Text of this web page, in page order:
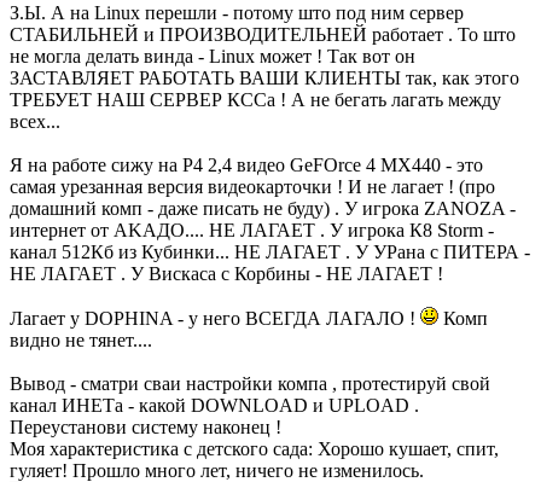
З.Ы. А на Linux перешли - потому што под ним сервер
СТАБИЛЬНЕЙ и ПРОИЗВОДИТЕЛЬНЕЙ работает . То што
не могла делать винда - Linux может ! Так вот он
ЗАСТАВЛЯЕТ РАБОТАТЬ ВАШИ КЛИЕНТЫ так, как этого
ТРЕБУЕТ НАШ СЕРВЕР КССа ! А не бегать лагать между
всех...
Я на работе сижу на Р4 2,4 видео GeFOrce 4 MX440 - это
самая урезанная версия видеокарточки ! И не лагает ! (про
домашний комп - даже писать не буду) . У игрока ZANOZA -
интернет от AKАДО.... НЕ ЛАГАЕТ . У игрока К8 Storm -
канал 512Кб из Кубинки... НЕ ЛАГАЕТ . У УРана с ПИТЕРА -
НЕ ЛАГАЕТ . У Вискаса с Корбины - НЕ ЛАГАЕТ !
Лагает у DOPHINA - у него ВСЕГДА ЛАГАЛО !
Комп
видно не тянет....
Вывод - сматри сваи настройки компа , протестируй свой
канал ИНЕТа - какой DOWNLOAD и UPLOAD .
Переустанови систему наконец !
Моя характеристика с детского сада: Хорошо кушает, спит,
гуляет! Прошло много лет, ничего не изменилось.